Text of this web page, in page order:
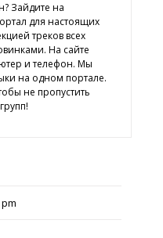
Зайдите на
для настоящих
треков всех
На сайте
и телефон. Мы
на одном портале.
не пропустить